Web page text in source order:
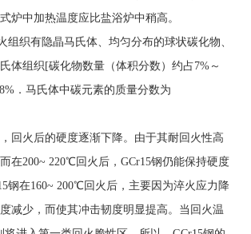
炉中加热温度应比盐浴炉中稍高。
组织有隐晶马氏体、均匀分布的球状碳化物、
体组织[碳化物数量（体积分数）约占7%～
．马氏体中碳元素的质量分数为
回火后的硬度逐渐下降。由于其耐回火性高
在200~ 220℃回火后，GCr15钢仍能保持硬度
钢在160~ 200℃回火后，主要因为淬火应力降
减少，而使其冲击韧度明显提高。当回火温